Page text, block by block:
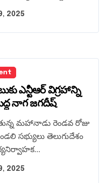
2025
ఎన్టీఆర్ విగ్రహాన్ని
నాగ జగదీష్
సభ్యులు తెలుగుదేశం
2025